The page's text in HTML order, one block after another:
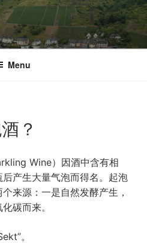
Menu
？
Wine）因酒中含有相
产生大量气泡而得名。起泡
来源：一是自然发酵产生，
碳而来。
。